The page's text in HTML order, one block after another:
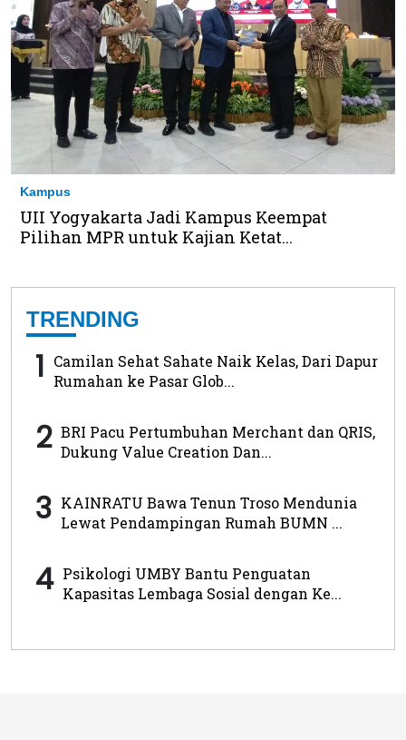
Kampus
UII Yogyakarta Jadi Kampus Keempat
Pilihan MPR untuk Kajian Ketat...
TRENDING
1 Camilan Sehat Sahate Naik Kelas, Dari Dapur
Rumahan ke Pasar Glob...
2 BRI Pacu Pertumbuhan Merchant dan QRIS,
Dukung Value Creation Dan...
3 KAINRATU Bawa Tenun Troso Mendunia
Lewat Pendampingan Rumah BUMN ...
4 Psikologi UMBY Bantu Penguatan
Kapasitas Lembaga Sosial dengan Ke...